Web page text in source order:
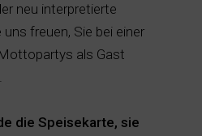
neu interpretierte
freuen, Sie bei einer
als Gast
die Speisekarte, sie